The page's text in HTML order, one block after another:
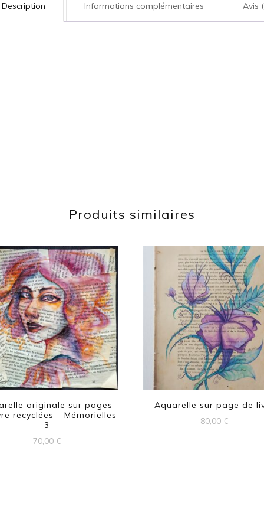
Description Informations complémentaires Avis
Produits similaires
originale sur pages
recyclées – Mémorielles
3
70,00 €
Aquarelle sur page de
80,00 €